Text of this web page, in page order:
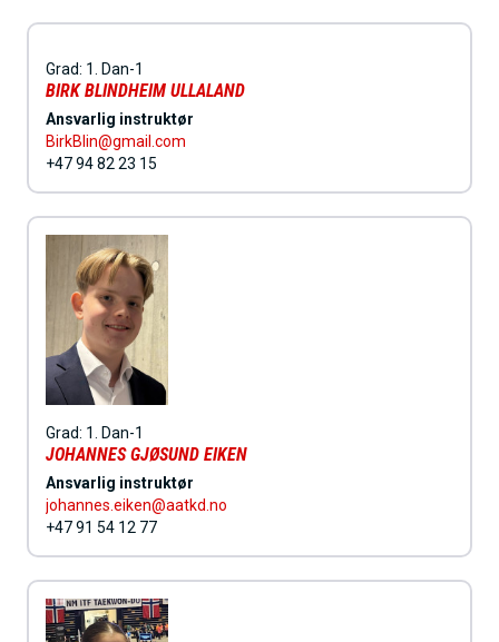
Grad: 1. Dan-1
BIRK BLINDHEIM ULLALAND
Ansvarlig instruktør
BirkBlin@gmail.com
+47 94 82 23 15
Grad: 1. Dan-1
JOHANNES GJØSUND EIKEN
Ansvarlig instruktør
johannes.eiken@aatkd.no
+47 91 54 12 77